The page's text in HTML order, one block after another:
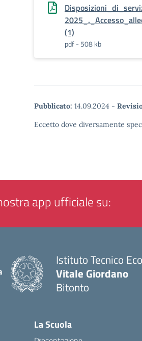
(1)
pdf - 508 kb
Pubblicato: 14.09.2024 -
Eccetto dove diversamente
app ufficiale su:
Istituto Tecnico
Vitale Giordano
Bitonto
La Scuola